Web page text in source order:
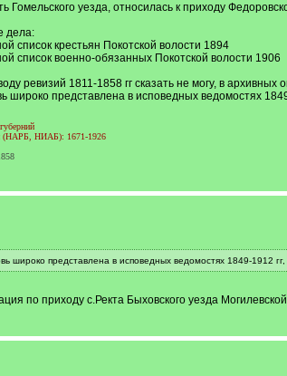
Гомельского уезда, относилась к приходу
дела:
список крестьян Покотской волости 1894
список военно-обязанных Покотской волости 1906
ревизий 1811-1858 гг сказать не могу, в
широко представлена в исповедных ведомостях
(НАРБ, НИАБ): 1671-1926
широко представлена в исповедных ведомостях 1849-1912
по приходу с.Ректа Быховского уезда